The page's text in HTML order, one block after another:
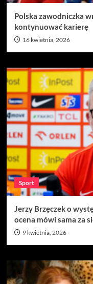
Polska zawodniczka
kontynuować karierę
16 kwietnia, 2026
Sport
Jerzy Brzęczek o
ocena mówi sama za
9 kwietnia, 2026